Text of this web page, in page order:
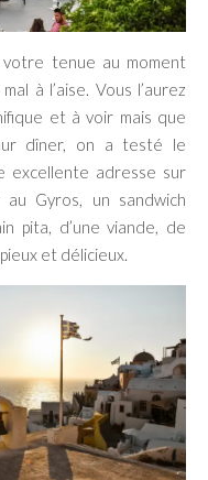
tenue au moment
à l’aise. Vous l’aurez
et à voir mais que
dîner, on a testé le
excellente adresse sur
Gyros, un sandwich
pita, d’une viande, de
et délicieux.